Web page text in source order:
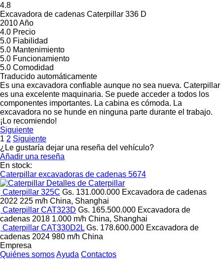
4.8
Excavadora de cadenas Caterpillar 336 D
2010 Año
4.0 Precio
5.0 Fiabilidad
5.0 Mantenimiento
5.0 Funcionamiento
5.0 Comodidad
Traducido automáticamente
Es una excavadora confiable aunque no sea nueva. Caterpillar
es una excelente maquinaria. Se puede acceder a todos los
componentes importantes. La cabina es cómoda. La
excavadora no se hunde en ninguna parte durante el trabajo.
¡Lo recomiendo!
Siguiente
1 2 Siguiente
¿Le gustaría dejar una reseña del vehículo?
Añadir una reseña
En stock:
Caterpillar excavadoras de cadenas 5674
Detalles de Caterpillar
Caterpillar 325C Gs. 131.000.000 Excavadora de cadenas
2022 225 m/h China, Shanghai
Caterpillar CAT323D Gs. 165.500.000 Excavadora de
cadenas 2018 1.000 m/h China, Shanghai
Caterpillar CAT330D2L Gs. 178.600.000 Excavadora de
cadenas 2024 980 m/h China
Empresa
Quiénes somosAyuda Contactos